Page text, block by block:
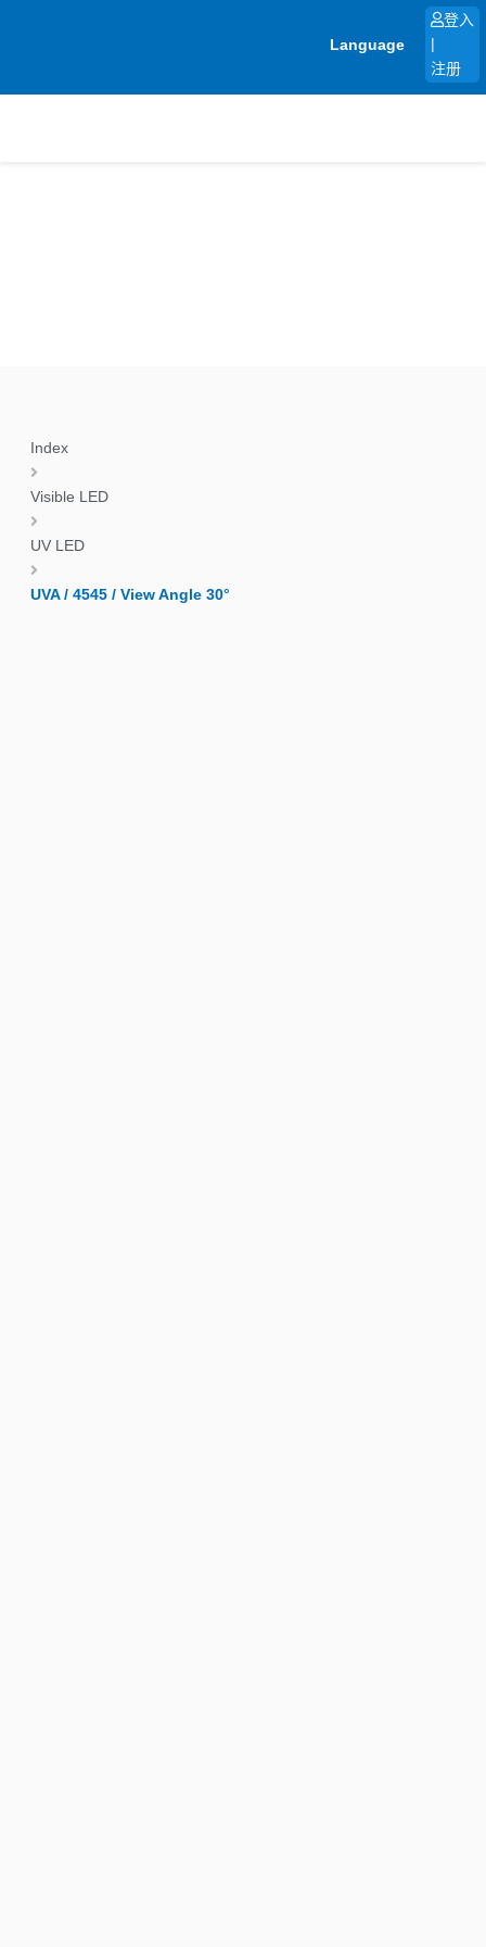
Language
登入
注册
Index
Visible LED
UV LED
UVA / 4545 / View Angle 30°